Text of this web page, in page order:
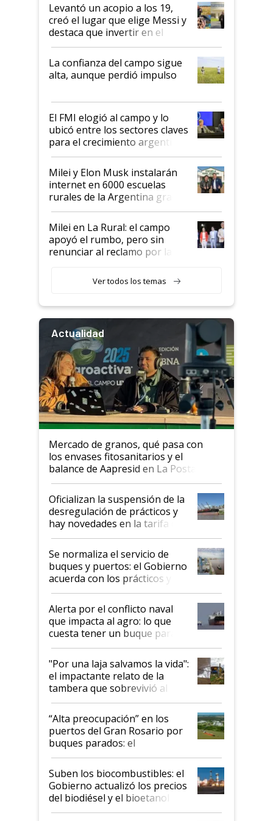
Levantó un acopio a los 19,
creó el lugar que elige Messi y
destaca que invertir en el
kirchnerismo era como "darle
plata a un hijo para droga":
Juan Félix Rossetti, el libertario
que de una dura crisis salió
de Milei
La confianza del campo sigue
alta, aunque perdió impulso
El FMI elogió al campo y lo
ubicó entre los sectores claves
para el crecimiento argentino
Milei y Elon Musk instalarán
internet en 6000 escuelas
rurales de la Argentina gracias
a un acuerdo con Starlink
Milei en La Rural: el campo
apoyó el rumbo, pero sin
renunciar al reclamo por las
Ver todos los temas
Actualidad
Mercado de granos, qué pasa con
los envases fitosanitarios y el
balance de Aapresid en La Posta
Oficializan la suspensión de la
desregulación de prácticos y
hay novedades en la tarifa de
la hidrovía
Se normaliza el servicio de
buques y puertos: el Gobierno
acuerda con los prácticos y
suspende el decreto de
desregulación
Alerta por el conflicto naval
que impacta al agro: lo que
cuesta tener un buque parado
y el peligro de que Argentina
pase a ser "país sucio"
"Por una laja salvamos la vida":
el impactante relato de la
tambera que sobrevivió al
tornado
“Alta preocupación” en los
puertos del Gran Rosario por
buques parados: el
funcionamiento de las
exportadoras en tensión tras
la medida de fuerza de los
prácticos
Suben los biocombustibles: el
Gobierno actualizó los precios
del biodiésel y el bioetanol